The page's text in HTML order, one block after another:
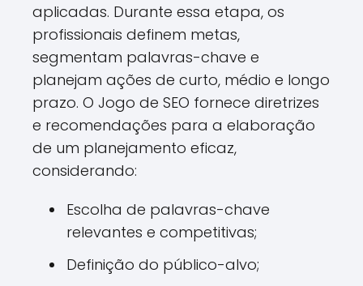
aplicadas. Durante essa etapa, os
profissionais definem metas,
segmentam palavras-chave e
planejam ações de curto, médio e longo
prazo. O Jogo de SEO fornece diretrizes
e recomendações para a elaboração
de um planejamento eficaz,
considerando:
Escolha de palavras-chave
relevantes e competitivas;
Definição do público-alvo;